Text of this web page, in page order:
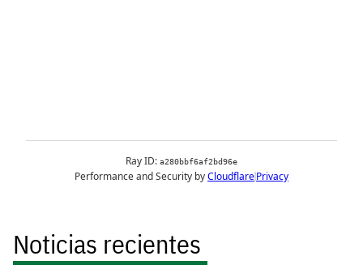
Noticias recientes